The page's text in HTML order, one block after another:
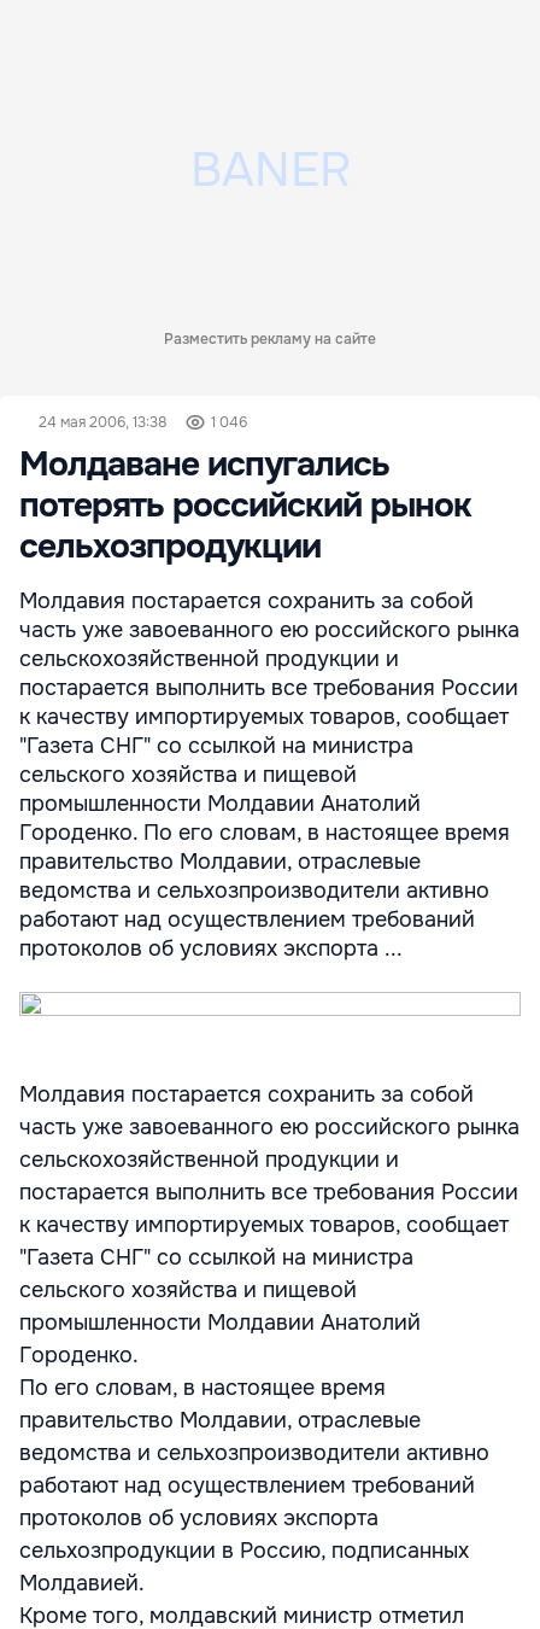
Разместить рекламу на сайте
24 мая 2006, 13:38 1 046
Молдаване испугались
потерять российский рынок
сельхозпродукции
Молдавия постарается сохранить за собой
часть уже завоеванного ею российского рынка
сельскохозяйственной продукции и
постарается выполнить все требования России
к качеству импортируемых товаров, сообщает
"Газета СНГ" со ссылкой на министра
сельского хозяйства и пищевой
промышленности Молдавии Анатолий
Городенко. По его словам, в настоящее время
правительство Молдавии, отраслевые
ведомства и сельхозпроизводители активно
работают над осуществлением требований
протоколов об условиях экспорта ...
Молдавия постарается сохранить за собой
часть уже завоеванного ею российского рынка
сельскохозяйственной продукции и
постарается выполнить все требования России
к качеству импортируемых товаров, сообщает
"Газета СНГ" со ссылкой на министра
сельского хозяйства и пищевой
промышленности Молдавии Анатолий
Городенко.
По его словам, в настоящее время
правительство Молдавии, отраслевые
ведомства и сельхозпроизводители активно
работают над осуществлением требований
протоколов об условиях экспорта
сельхозпродукции в Россию, подписанных
Молдавией.
Кроме того, молдавский министр отметил